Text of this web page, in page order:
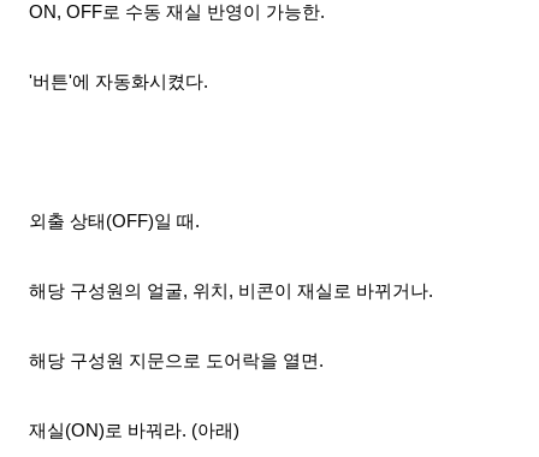
ON, OFF로 수동 재실 반영이 가능한.
'버튼'에 자동화시켰다.
외출 상태(OFF)일 때.
해당 구성원의 얼굴, 위치, 비콘이 재실로 바뀌거나.
해당 구성원 지문으로 도어락을 열면.
재실(ON)로 바꿔라. (아래)